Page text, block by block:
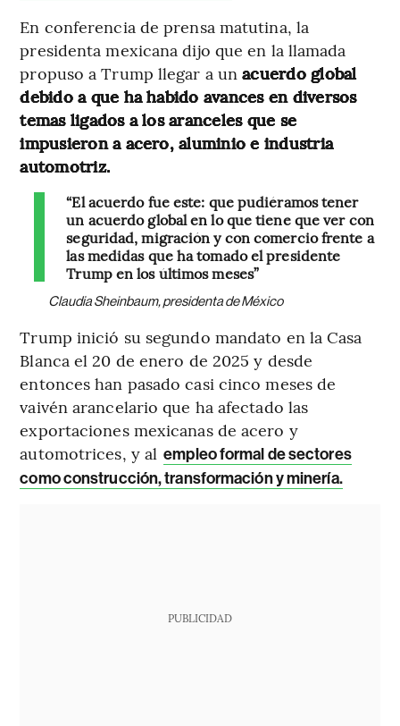
En conferencia de prensa matutina, la
presidenta mexicana dijo que en la llamada
propuso a Trump llegar a unacuerdo global
debido a que ha habido avances en diversos
temas ligados a los aranceles que se
impusieron a acero, aluminio e industria
automotriz.
“El acuerdo fue este: que pudiéramos tener
un acuerdo global en lo que tiene que ver con
seguridad, migración y con comercio frente a
las medidas que ha tomado el presidente
Trump en los últimos meses”
Claudia Sheinbaum, presidenta de México
Trump inició su segundo mandato en la Casa
Blanca el 20 de enero de 2025 y desde
entonces han pasado casi cinco meses de
vaivén arancelario que ha afectado las
exportaciones mexicanas de acero y
automotrices, y al empleo formal de sectores
como construcción, transformación y minería.
PUBLICIDAD